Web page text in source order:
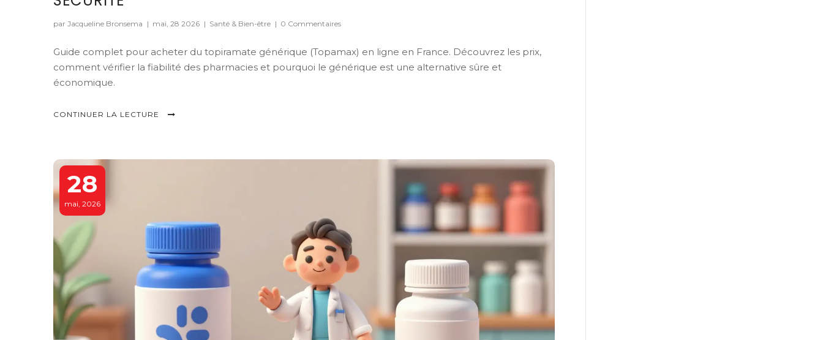
par Jacqueline Bronsema | mai, 28 2026 | Santé & Bien-être | 0 Commentaires
Guide complet pour acheter du topiramate générique (Topamax) en ligne en France. Découvrez les prix,
comment vérifier la fiabilité des pharmacies et pourquoi le générique est une alternative sûre et
économique.
CONTINUER LA LECTURE
28
mai, 2026